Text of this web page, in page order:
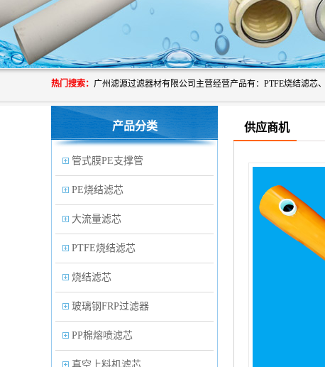
热门搜索：
产品分类
管式膜PE支撑管
PE烧结滤芯
大流量滤芯
PTFE烧结滤芯
烧结滤芯
玻璃钢FRP过滤器
PP棉熔喷滤芯
真空上料机滤芯
供应商机